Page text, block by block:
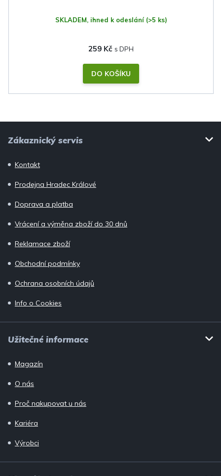
SKLADEM, ihned k odeslání (>5 ks)
259 Kč
DO KOŠÍKU
Zákaznický servis
Kontakt
Prodejna Hradec Králové
Doprava a platba
Vrácení a výměna zboží do 30 dnů
Reklamace zboží
Obchodní podmínky
Ochrana osobních údajů
Info o Cookies
Užitečné informace
Magazín
O nás
Proč nakupovat u nás
Kariéra
Výrobci